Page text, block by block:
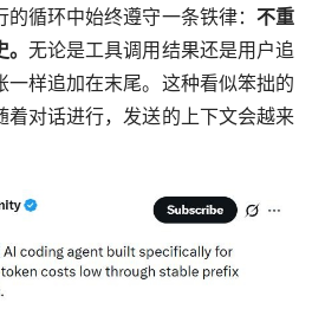
循环中始终遵守一条铁律： 不重
无论是工具调用结果还是用户追
样追加在末尾。这种看似笨拙的
对话进行，发送的上下文会越来